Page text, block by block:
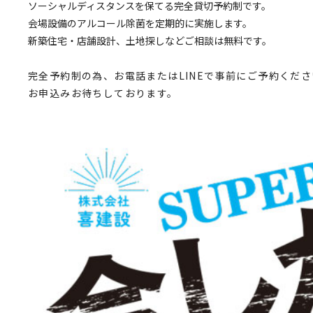
ソーシャルディスタンスを保てる完全貸切予約制です。
会場設備のアルコール除菌を定期的に実施します。
新築住宅・店舗設計、土地探しなどご相談は無料です。
完全予約制の為、お電話またはLINEで事前にご予約くだ
お申込みお待ちしております。